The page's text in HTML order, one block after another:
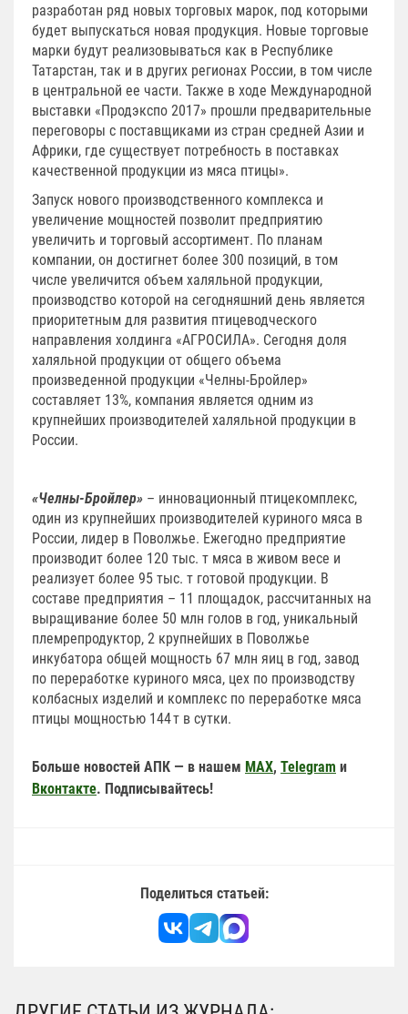
разработан ряд новых торговых марок, под которыми
будет выпускаться новая продукция. Новые торговые
марки будут реализовываться как в Республике
Татарстан, так и в других регионах России, в том числе
в центральной ее части. Также в ходе Международной
выставки «Продэкспо 2017» прошли предварительные
переговоры с поставщиками из стран средней Азии и
Африки, где существует потребность в поставках
качественной продукции из мяса птицы».
Запуск нового производственного комплекса и
увеличение мощностей позволит предприятию
увеличить и торговый ассортимент. По планам
компании, он достигнет более 300 позиций, в том
числе увеличится объем халяльной продукции,
производство которой на сегодняшний день является
приоритетным для развития птицеводческого
направления холдинга «АГРОСИЛА». Сегодня доля
халяльной продукции от общего объема
произведенной продукции «Челны-Бройлер»
составляет 13%, компания является одним из
крупнейших производителей халяльной продукции в
России.
«Челны-Бройлер» – инновационный птицекомплекс,
один из крупнейших производителей куриного мяса в
России, лидер в Поволжье. Ежегодно предприятие
производит более 120 тыс. т мяса в живом весе и
реализует более 95 тыс. т готовой продукции. В
составе предприятия – 11 площадок, рассчитанных на
выращивание более 50 млн голов в год, уникальный
племрепродуктор, 2 крупнейших в Поволжье
инкубатора общей мощность 67 млн яиц в год, завод
по переработке куриного мяса, цех по производству
колбасных изделий и комплекс по переработке мяса
птицы мощностью 144 т в сутки.
Больше новостей АПК — в нашем MAX, Telegram и
Вконтакте. Подписывайтесь!
Поделиться статьей: